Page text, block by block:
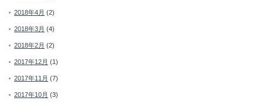
2018年4月 (2)
2018年3月 (4)
2018年2月 (2)
2017年12月 (1)
2017年11月 (7)
2017年10月 (3)